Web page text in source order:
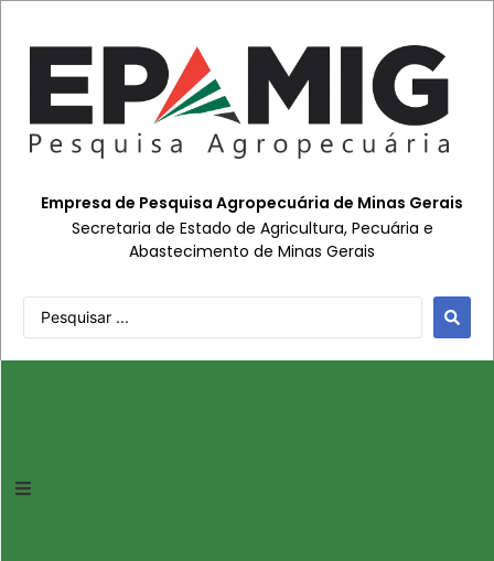
Empresa de Pesquisa Agropecuária de Minas Gerais
Secretaria de Estado de Agricultura, Pecuária e
Abastecimento de Minas Gerais